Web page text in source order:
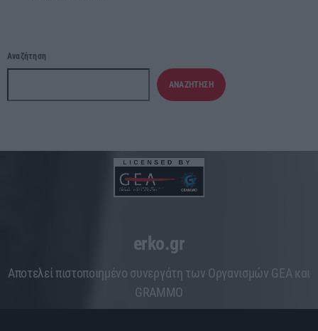
Αναζήτηση
ΑΝΑΖΉΤΗΣΗ
erko.gr
Aποτελεί πιστοποιημένο συνεργάτη των Οργανισμών GEA και
GRAMMO